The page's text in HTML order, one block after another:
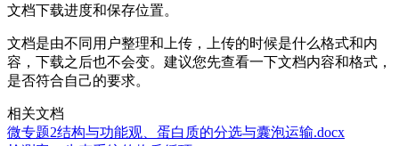
文档下载进度和保存位置。
文档是由不同用户整理和上传，上传的时候是什么格式和内
容，下载之后也不会变。建议您先查看一下文档内容和格式，
是否符合自己的要求。
相关文档
微专题2结构与功能观、蛋白质的分选与囊泡运输.docx